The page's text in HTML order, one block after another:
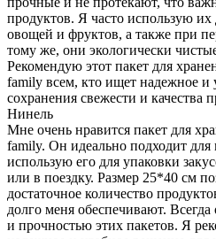
продуктов. Я часто использую
овощей и фруктов, а также при
тому же, они экологически
Рекомендую этот пакет для
family всем, кто ищет надежное и
сохранения свежести и качества
Нинель
Мне очень нравится пакет для
family. Он идеально подходит для
использую его для упаковки
или в поездку. Размер 25*40 см
достаточное количество
долго меня обеспечивают.
и прочностью этих пакетов. Я